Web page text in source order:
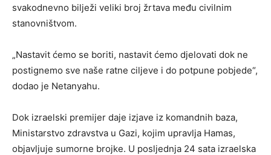
svakodnevno bilježi veliki broj žrtava među civilnim
stanovništvom.
„Nastavit ćemo se boriti, nastavit ćemo djelovati dok ne
postignemo sve naše ratne ciljeve i do potpune pobjede“,
dodao je Netanyahu.
Dok izraelski premijer daje izjave iz komandnih baza,
Ministarstvo zdravstva u Gazi, kojim upravlja Hamas,
objavljuje sumorne brojke. U posljednja 24 sata izraelska